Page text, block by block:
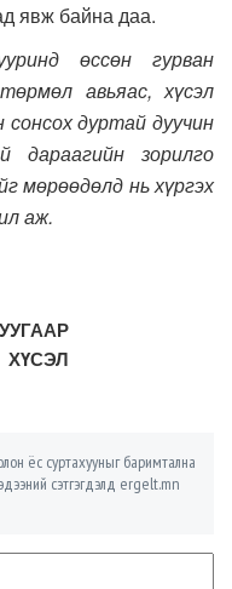
явж байна даа.
өссөн гурван
авьяас, хүсэл
сонсох дуртай дуучин
дараагийн зорилго
мөрөөдөлд нь хүргэх
аж.
ёс суртахууныг баримтална
сэтгэгдэлд ergelt.mn